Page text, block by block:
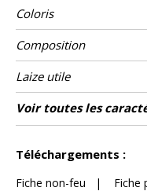
Coloris
Composition
Laize utile
Raccord
Test
Martindale
Usage
martindale
Siège
cycles
Sens
Poids g/m²
Performance
Accoustique
Usage
Entretien
Pays d'origine
Voir toutes les
Téléchargements :
Fiche non-feu | Fiche